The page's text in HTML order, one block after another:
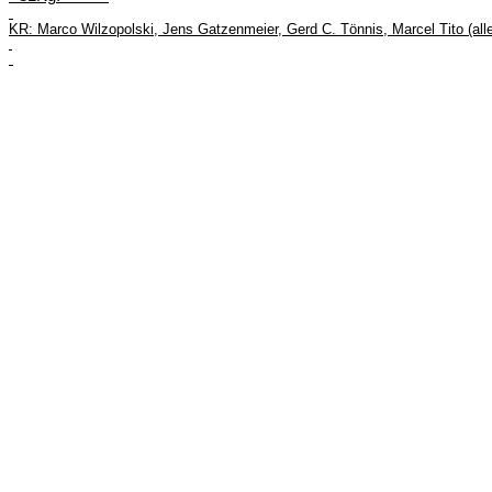
KR: Marco Wilzopolski, Jens Gatzenmeier, Gerd C. Tönnis, Marcel Tito